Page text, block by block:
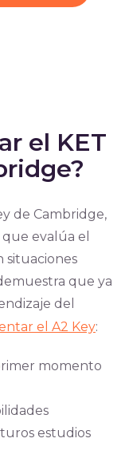
el KET
de Cambridge,
que evalúa el
situaciones
que ya
del
el A2 Key:
momento
estudios